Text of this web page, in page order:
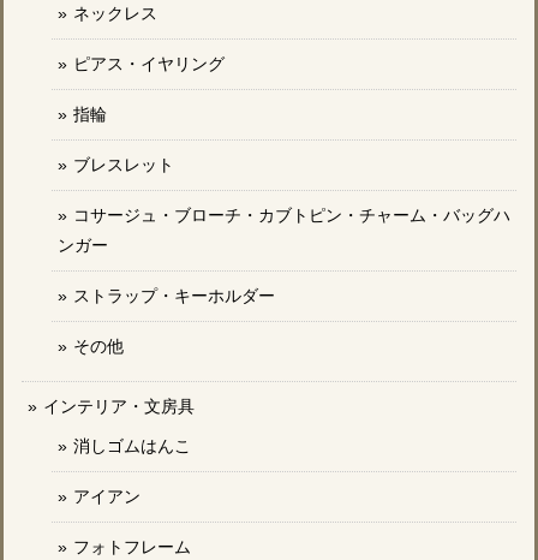
ネックレス
ピアス・イヤリング
指輪
ブレスレット
コサージュ・ブローチ・カブトピン・チャーム・バッグハ
ンガー
ストラップ・キーホルダー
その他
インテリア・文房具
消しゴムはんこ
アイアン
フォトフレーム